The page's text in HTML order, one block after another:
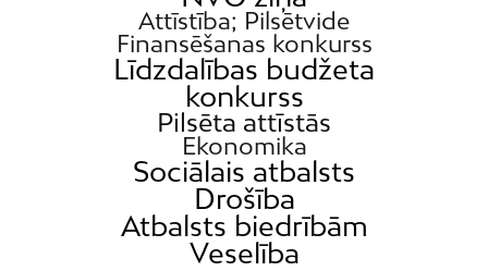
Attīstība; Pilsētvide
Finansēšanas konkurss
Līdzdalības budžeta
konkurss
Pilsēta attīstās
Ekonomika
Sociālais atbalsts
Drošība
Atbalsts biedrībām
Veselība